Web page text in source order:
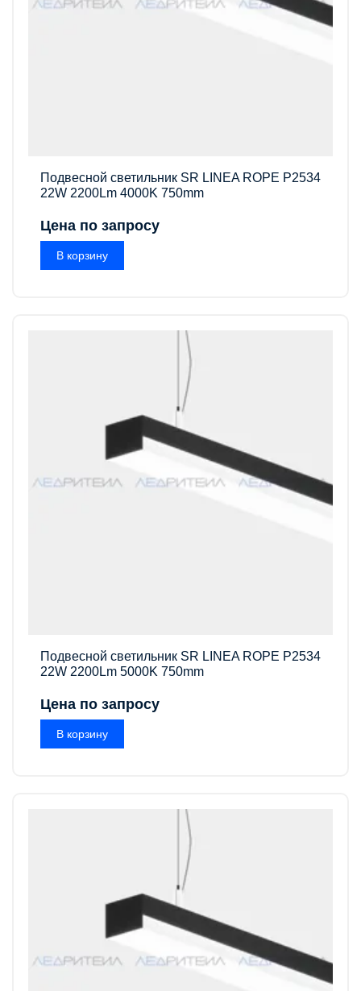
Подвесной светильник SR LINEA ROPE P2534
22W 2200Lm 4000K 750mm
Цена по запросу
В корзину
Подвесной светильник SR LINEA ROPE P2534
22W 2200Lm 5000K 750mm
Цена по запросу
В корзину